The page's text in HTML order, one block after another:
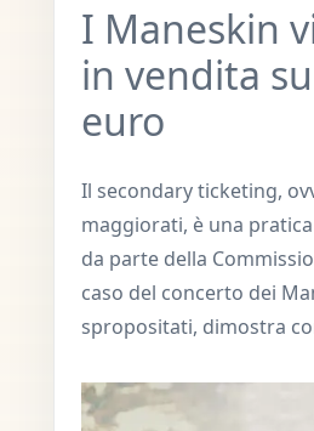
I Maneskin
in vendita
euro
Il secondary ticketing,
maggiorati, è una
da parte della
caso del concerto dei
spropositati, dimostra